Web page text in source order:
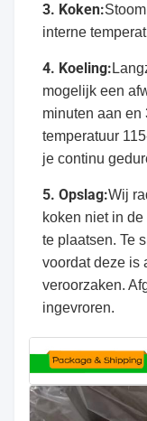
3. Koken:
interne
4. Koeling:
mogelijk een
minuten aan en
temperatuur
je continu
5. Opslag:Wij
koken niet in
te plaatsen. Te
voordat deze is
veroorzaken.
ingevroren.